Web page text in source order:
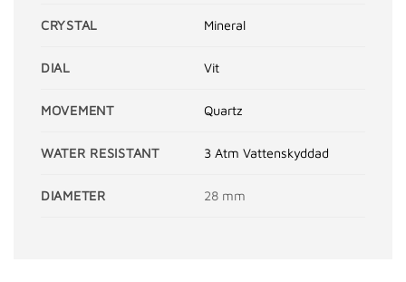
CRYSTAL Mineral
DIAL Vit
MOVEMENT Quartz
WATER RESISTANT 3 Atm Vattenskyddad
DIAMETER 28 mm